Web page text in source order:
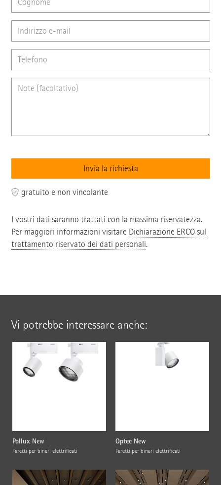
gratuito e non vincolante
I vostri dati saranno trattati con la massima riservatezza.
Per maggiori informazioni visitare Dichiarazione ERCO sul
trattamento riservato dei dati personali.
Vi potrebbe interessare anche:
Pollux New
Faretti per binari elettrificati
Optec New
Faretti per binari elettrificati